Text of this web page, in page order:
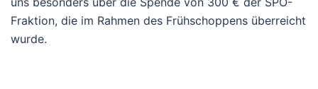
Frühschoppen : Am Sonntag, dem 27. Juli, fand wieder
der traditionelle Feuerwehr-Frühschoppen in
Oberhofen statt. Vielen Dank an alle Besucher:innen,